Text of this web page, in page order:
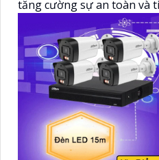
tăng cường sự an toàn và